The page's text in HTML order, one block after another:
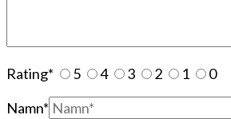
Rating* 5 4 3 2 1
0
Namn*